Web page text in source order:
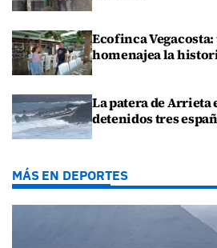
Ecofinca
homenajea la
La patera de
detenidos tres
MÁS EN DEPORTES